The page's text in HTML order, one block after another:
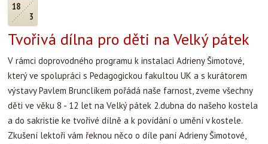
18
3
Tvořivá dílna pro děti na Velký pátek
V rámci doprovodného programu k instalaci Adrieny Šimotové,
který ve spolupráci s Pedagogickou fakultou UK a s kurátorem
výstavy Pavlem Brunclíkem pořádá naše farnost, zveme všechny
děti ve věku 8 - 12 let na Velký pátek 2.dubna do našeho kostela
a do sakristie ke tvořivé dílně a k povídání o umění v kostele.
Zkušení lektoři vám řeknou něco o díle paní Adrieny Šimotové,